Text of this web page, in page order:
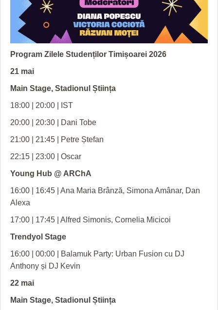
Program Zilele Studenților Timișoarei 2026
21 mai
Main Stage, Stadionul Știința
18:00 | 20:00 | IST
20:00 | 20:30 | Dani Tobe
21:00 | 21:45 | Petre Ștefan
22:15 | 23:00 | Oscar
Young Hub @ ARChA
16:00 | 16:45 | Ana Maria Brânză, Simona Amânar, Dan
Alexa
17:00 | 17:45 | Alfred Simonis, Cornelia Micicoi
Trendyol Stage
16:00 | 00:00 | Balamuk Party: Urban Fusion cu DJ
Anthony și DJ Kevin
22 mai
Main Stage, Stadionul Știința